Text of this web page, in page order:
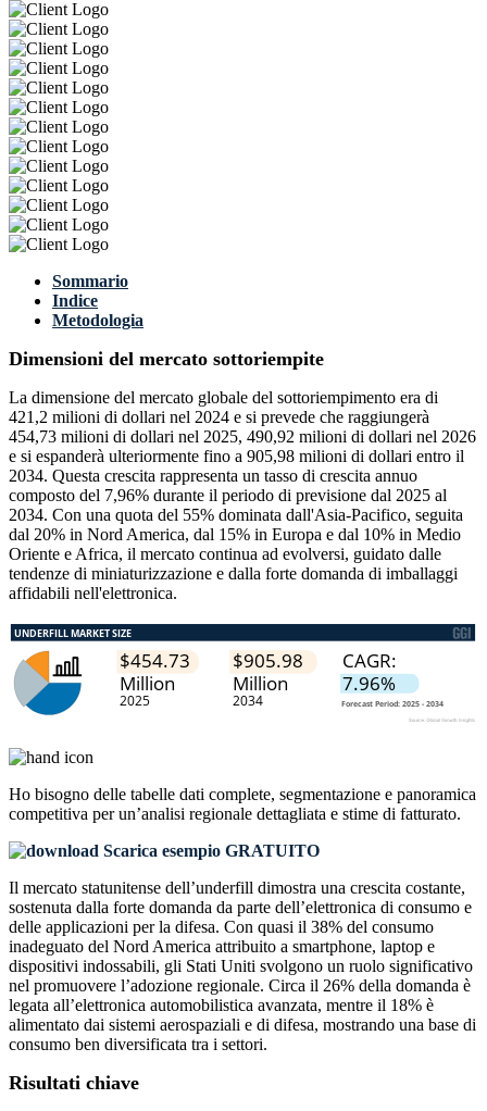
Sommario
Indice
Metodologia
Dimensioni del mercato sottoriempite
La dimensione del mercato globale del sottoriempimento era di
421,2 milioni di dollari nel 2024 e si prevede che raggiungerà
454,73 milioni di dollari nel 2025, 490,92 milioni di dollari nel 2026
e si espanderà ulteriormente fino a 905,98 milioni di dollari entro il
2034. Questa crescita rappresenta un tasso di crescita annuo
composto del 7,96% durante il periodo di previsione dal 2025 al
2034. Con una quota del 55% dominata dall'Asia-Pacifico, seguita
dal 20% in Nord America, dal 15% in Europa e dal 10% in Medio
Oriente e Africa, il mercato continua ad evolversi, guidato dalle
tendenze di miniaturizzazione e dalla forte domanda di imballaggi
affidabili nell'elettronica.
Ho bisogno delle tabelle dati complete, segmentazione e panoramica
competitiva per un’analisi regionale dettagliata e stime di fatturato.
Scarica esempio GRATUITO
Il mercato statunitense dell’underfill dimostra una crescita costante,
sostenuta dalla forte domanda da parte dell’elettronica di consumo e
delle applicazioni per la difesa. Con quasi il 38% del consumo
inadeguato del Nord America attribuito a smartphone, laptop e
dispositivi indossabili, gli Stati Uniti svolgono un ruolo significativo
nel promuovere l’adozione regionale. Circa il 26% della domanda è
legata all’elettronica automobilistica avanzata, mentre il 18% è
alimentato dai sistemi aerospaziali e di difesa, mostrando una base di
consumo ben diversificata tra i settori.
Risultati chiave